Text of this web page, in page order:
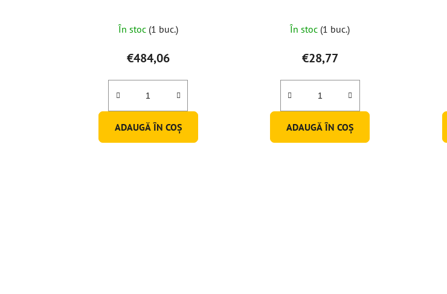
În stoc (1 buc.)
€484,06
ADAUGĂ ÎN COŞ
În stoc (1 buc.)
€28,77
ADAUGĂ ÎN COŞ